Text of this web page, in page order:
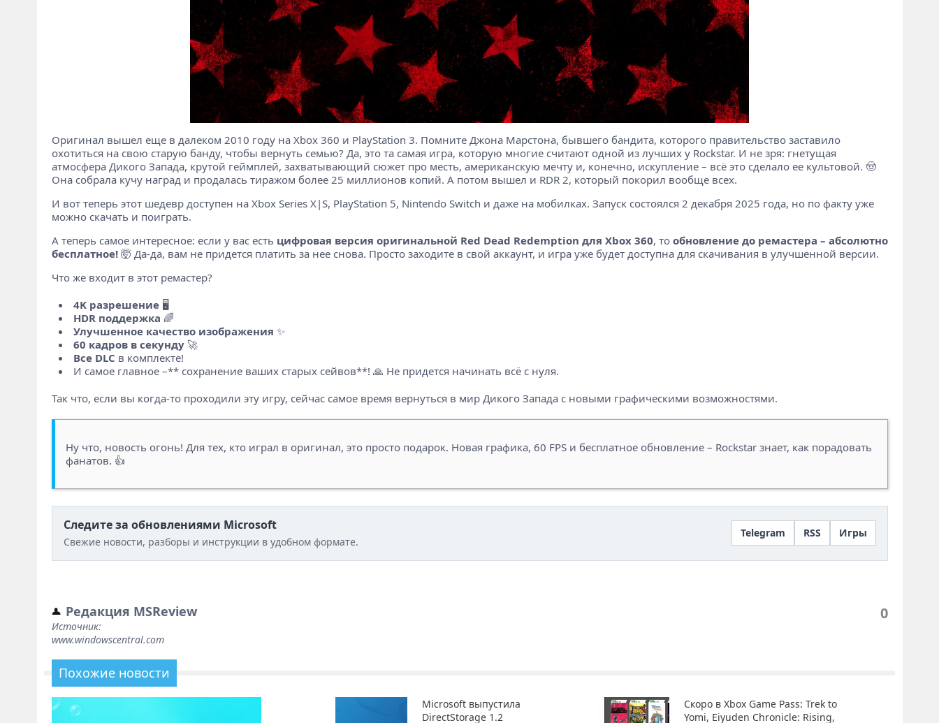
Оригинал вышел еще в далеком 2010 году на Xbox 360 и PlayStation 3. Помните Джона Марстона, бывшего бандита, которого правительство заставило
охотиться на свою старую банду, чтобы вернуть семью? Да, это та самая игра, которую многие считают одной из лучших у Rockstar. И не зря: гнетущая
атмосфера Дикого Запада, крутой геймплей, захватывающий сюжет про месть, американскую мечту и, конечно, искупление – всё это сделало ее культовой. 🤠
Она собрала кучу наград и продалась тиражом более 25 миллионов копий. А потом вышел и RDR 2, который покорил вообще всех.
И вот теперь этот шедевр доступен на Xbox Series X|S, PlayStation 5, Nintendo Switch и даже на мобилках. Запуск состоялся 2 декабря 2025 года, но по факту уже
можно скачать и поиграть.
А теперь самое интересное: если у вас есть цифровая версия оригинальной Red Dead Redemption для Xbox 360, то обновление до ремастера – абсолютно
бесплатное!🤯 Да-да, вам не придется платить за нее снова. Просто заходите в свой аккаунт, и игра уже будет доступна для скачивания в улучшенной версии.
Что же входит в этот ремастер?
4K разрешение🖥️
HDR поддержка 🌈
Улучшенное качество изображения ✨
60 кадров в секунду🚀
Все DLC в комплекте!
И самое главное –** сохранение ваших старых сейвов**! 🙏 Не придется начинать всё с нуля.
Так что, если вы когда-то проходили эту игру, сейчас самое время вернуться в мир Дикого Запада с новыми графическими возможностями.
Ну что, новость огонь! Для тех, кто играл в оригинал, это просто подарок. Новая графика, 60 FPS и бесплатное обновление – Rockstar знает, как порадовать
фанатов. 👍
Следите за обновлениями Microsoft
Свежие новости, разборы и инструкции в удобном формате.
Telegram RSS Игры
Редакция MSReview
Источник:
www.windowscentral.com
0
Похожие новости
Microsoft выпустила
DirectStorage 1.2
Скоро в Xbox Game Pass: Trek to
Yomi, Eiyuden Chronicle: Rising,